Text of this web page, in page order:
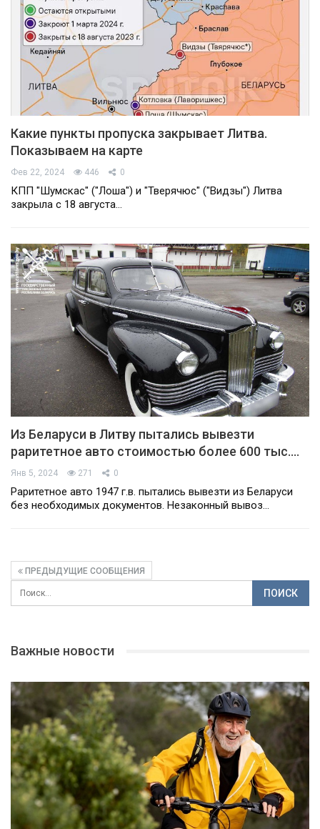
Какие пункты пропуска закрывает Литва.
Показываем на карте
Фев 22, 2024 446 0
КПП "Шумскас" ("Лоша") и "Тверячюс" ("Видзы") Литва
закрыла с 18 августа…
Из Беларуси в Литву пытались вывезти
раритетное авто стоимостью более 600 тыс.…
Янв 5, 2024 271 0
Раритетное авто 1947 г.в. пытались вывезти из Беларуси
без необходимых документов. Незаконный вывоз…
ПРЕДЫДУЩИЕ СООБЩЕНИЯ
Важные новости